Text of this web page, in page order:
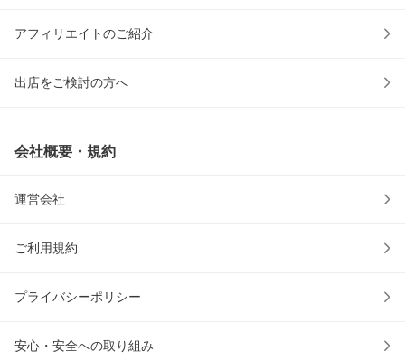
アフィリエイトのご紹介
出店をご検討の方へ
会社概要・規約
運営会社
ご利用規約
プライバシーポリシー
安心・安全への取り組み